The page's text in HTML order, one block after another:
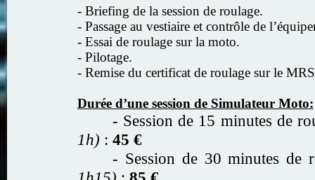
- Briefing de la session de roulage.
- Passage au vestiaire et contrôle de
- Essai de roulage sur la moto.
- Pilotage.
- Remise du certificat de roulage sur le
Durée d’une session de Simulateur Moto:
- Session de 15 minutes de
1h) : 45 €
- Session de 30 minutes de